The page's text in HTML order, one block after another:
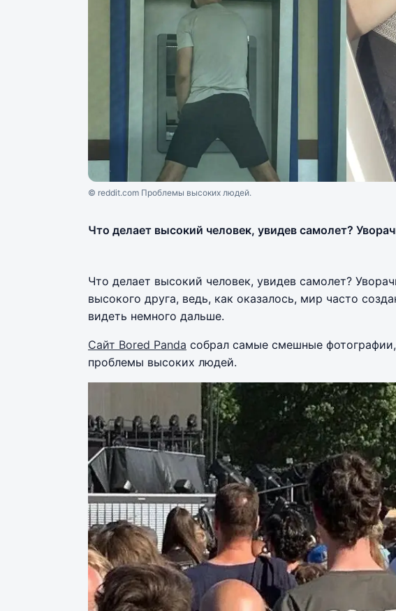
© reddit.com Проблемы высоких людей.
Что делает высокий человек, увидев самолет?
Что делает высокий человек, увидев самолет?
высокого друга, ведь, как оказалось, мир часто
видеть немного дальше.
Сайт Bored Panda собрал самые смешные
проблемы высоких людей.